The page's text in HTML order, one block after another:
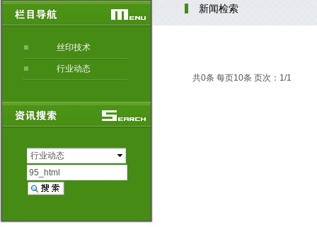
丝印技术
行业动态
新闻检索
行业动态
共0条 每页10条 页次：1/1